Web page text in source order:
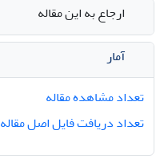
ارجاع به این مقاله
آمار
تعداد مشاهده مقاله
تعداد دریافت فایل اصل مقاله